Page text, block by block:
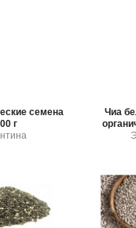
семена
г
Чиа